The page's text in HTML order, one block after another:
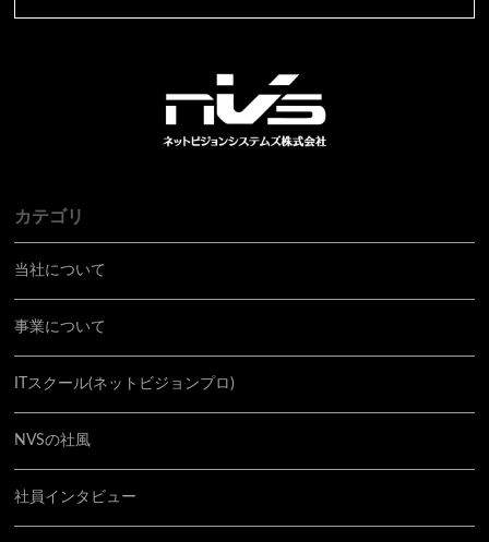
カテゴリ
当社について
事業について
ITスクール(ネットビジョンプロ)
NVSの社風
社員インタビュー